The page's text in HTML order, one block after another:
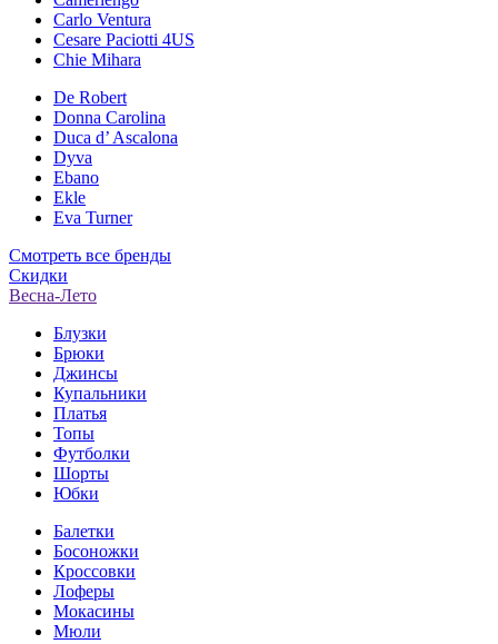
Carlo Ventura
Cesare Paciotti 4US
Chie Mihara
De Robert
Donna Carolina
Duca d’ Ascalona
Dyva
Ebano
Ekle
Eva Turner
Смотреть все бренды
Скидки
Весна-Лето
Блузки
Брюки
Джинсы
Купальники
Платья
Топы
Футболки
Шорты
Юбки
Балетки
Босоножки
Кроссовки
Лоферы
Мокасины
Мюли